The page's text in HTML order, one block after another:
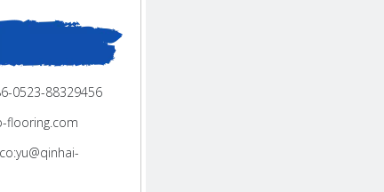
0523-88329456
flooring.com
yu@qinhai-